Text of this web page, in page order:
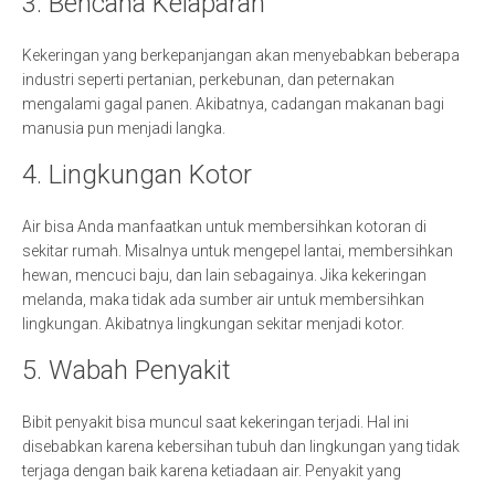
Kekeringan yang berkepanjangan akan menyebabkan beberapa
industri seperti pertanian, perkebunan, dan peternakan
mengalami gagal panen. Akibatnya, cadangan makanan bagi
manusia pun menjadi langka.
4. Lingkungan Kotor
Air bisa Anda manfaatkan untuk membersihkan kotoran di
sekitar rumah. Misalnya untuk mengepel lantai, membersihkan
hewan, mencuci baju, dan lain sebagainya. Jika kekeringan
melanda, maka tidak ada sumber air untuk membersihkan
lingkungan. Akibatnya lingkungan sekitar menjadi kotor.
5. Wabah Penyakit
Bibit penyakit bisa muncul saat kekeringan terjadi. Hal ini
disebabkan karena kebersihan tubuh dan lingkungan yang tidak
terjaga dengan baik karena ketiadaan air. Penyakit yang